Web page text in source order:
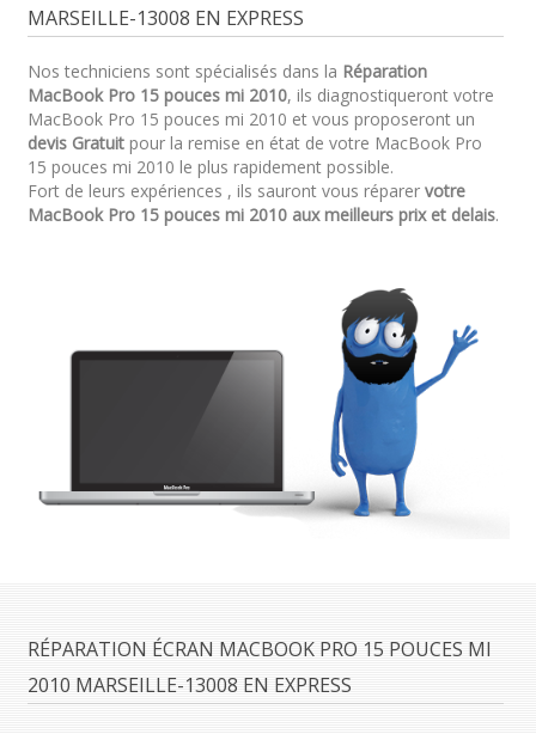
MARSEILLE-13008 EN EXPRESS
Nos techniciens sont spécialisés dans la Réparation
MacBook Pro 15 pouces mi 2010, ils diagnostiqueront votre
MacBook Pro 15 pouces mi 2010 et vous proposeront un
devis Gratuitpour la remise en état de votre MacBook Pro
15 pouces mi 2010 le plus rapidement possible.
Fort de leurs expériences , ils sauront vous réparer votre
MacBook Pro 15 pouces mi 2010 aux meilleurs prix et delais.
RÉPARATION ÉCRAN MACBOOK PRO 15 POUCES MI
2010 MARSEILLE-13008 EN EXPRESS